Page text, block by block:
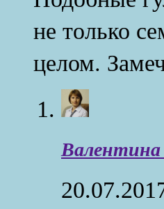
не только
целом.
Валентина